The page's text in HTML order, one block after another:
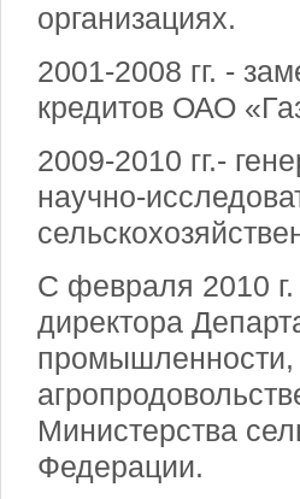
организациях.
2001-2008 гг. -
кредитов ОАО
2009-2010 гг.-
научно-
С февраля 2010 г.
директора
промышленности,
Министерства
Федерации.